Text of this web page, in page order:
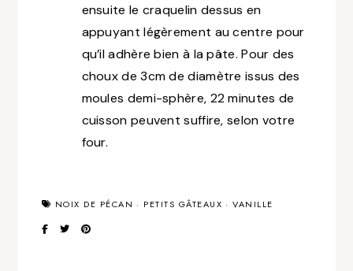
ensuite le craquelin dessus en
appuyant légèrement au centre pour
qu’il adhère bien à la pâte. Pour des
choux de 3cm de diamètre issus des
moules demi-sphère, 22 minutes de
cuisson peuvent suffire, selon votre
four.
NOIX DE PÉCAN · PETITS GÂTEAUX · VANILLE